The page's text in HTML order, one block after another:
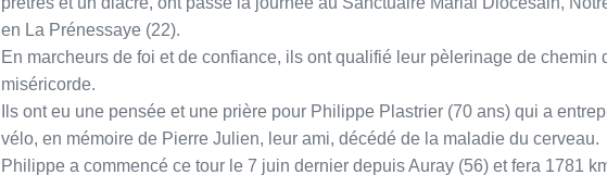
en La Prénessaye (22).
En marcheurs de foi et de confiance, ils ont qualifié leur pèlerinage de chemin
miséricorde.
Ils ont eu une pensée et une prière pour Philippe Plastrier (70 ans) qui a
vélo, en mémoire de Pierre Julien, leur ami, décédé de la maladie du cerveau.
Philippe a commencé ce tour le 7 juin dernier depuis Auray (56) et fera 1781